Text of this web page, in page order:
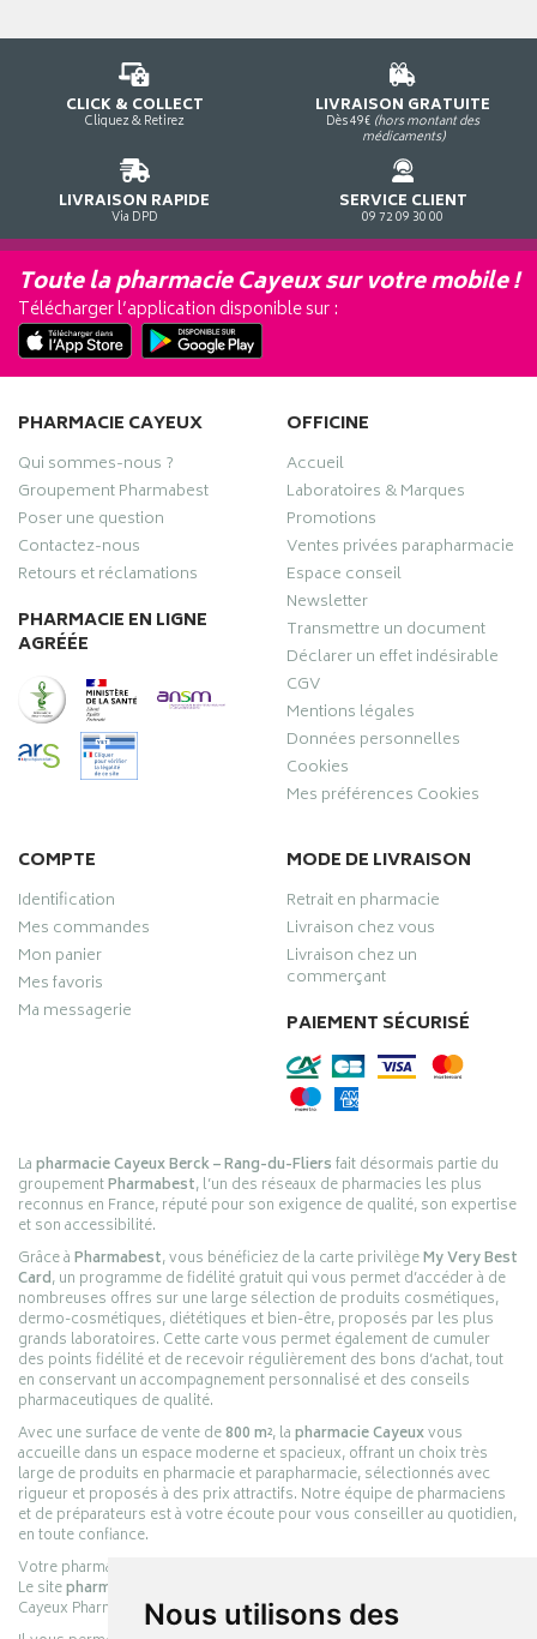
Nous utilisons des
CLICK & COLLECT
Cliquez & Retirez
LIVRAISON GRATUITE
Dès 49€ (hors montant des
médicaments)
LIVRAISON RAPIDE
Via DPD
SERVICE CLIENT
09 72 09 30 00
Toute la pharmacie Cayeux sur votre mobile !
Télécharger l’application disponible sur :
PHARMACIE CAYEUX
Qui sommes-nous ?
Groupement Pharmabest
Poser une question
Contactez-nous
Retours et réclamations
PHARMACIE EN LIGNE
AGRÉÉE
OFFICINE
Accueil
Laboratoires & Marques
Promotions
Ventes privées parapharmacie
Espace conseil
Newsletter
Transmettre un document
Déclarer un effet indésirable
CGV
Mentions légales
Données personnelles
Cookies
Mes préférences Cookies
COMPTE
Identification
Mes commandes
Mon panier
Mes favoris
Ma messagerie
MODE DE LIVRAISON
Retrait en pharmacie
Livraison chez vous
Livraison chez un
commerçant
PAIEMENT SÉCURISÉ
Lapharmacie Cayeux Berck – Rang-du-Fliersfait désormais partie du
groupementPharmabest, l’un des réseaux de pharmacies les plus
reconnus en France, réputé pour son exigence de qualité, son expertise
et son accessibilité.
Grâce àPharmabest, vous bénéficiez de la carte privilègeMy Very Best
Card, un programme de fidélité gratuit qui vous permet d’accéder à de
nombreuses offres sur une large sélection de produits cosmétiques,
dermo-cosmétiques, diététiques et bien-être, proposés par les plus
grands laboratoires. Cette carte vous permet également de cumuler
des points fidélité et de recevoir régulièrement des bons d’achat, tout
en conservant un accompagnement personnalisé et des conseils
pharmaceutiques de qualité.
Avec une surface de vente de800 m², lapharmacie Cayeuxvous
accueille dans un espace moderne et spacieux, offrant un choix très
large de produits en pharmacie et parapharmacie, sélectionnés avec
rigueur et proposés à des prix attractifs. Notre équipe de pharmaciens
et de préparateurs est à votre écoute pour vous conseiller au quotidien,
en toute confiance.
Votre pharmacie en ligne :
Le sitepharmacie-cayeux.fr
Cayeux Pharmabest Berck-sur-Mer – Rang-du-Fliers.